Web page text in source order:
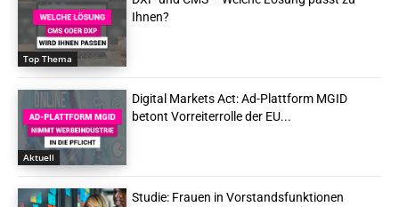
Top Thema
Ihnen?
Aktuell
Digital Markets Act: Ad-Plattform MGID
betont Vorreiterrolle der EU...
Studie: Frauen in Vorstandsfunktionen